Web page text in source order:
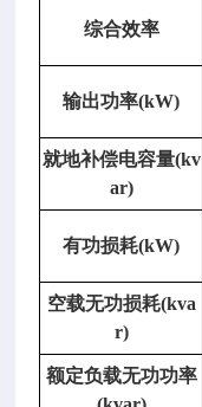
综合效率
输出功率(kW)
就地补偿电容量(kv
ar)
有功损耗(kW)
空载无功损耗(kva
r)
额定负载无功功率